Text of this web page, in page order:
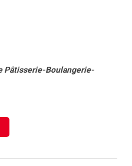
Pâtisserie-Boulangerie-